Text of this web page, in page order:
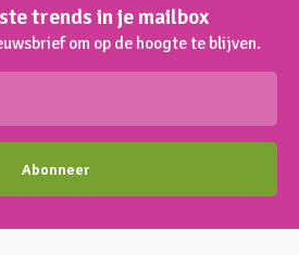
trends in je mailbox
om op de hoogte te blijven.
Abonneer